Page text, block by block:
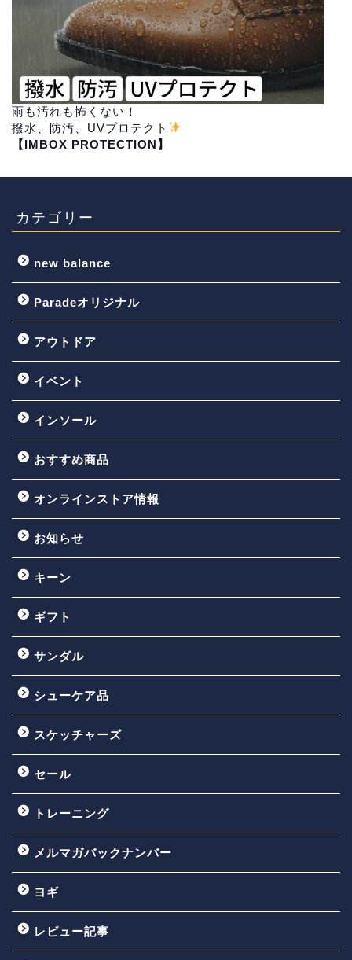
雨も汚れも怖くない！
撥水、防汚、UVプロテクト
【IMBOX PROTECTION】
カテゴリー
new balance
Paradeオリジナル
アウトドア
イベント
インソール
おすすめ商品
オンラインストア情報
お知らせ
キーン
ギフト
サンダル
シューケア品
スケッチャーズ
セール
トレーニング
メルマガバックナンバー
ヨギ
レビュー記事